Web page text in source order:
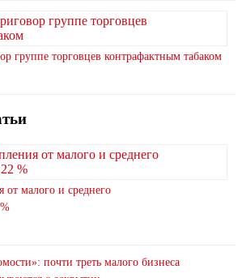
группе торговцев контрафактным табаком
от малого и среднего
почти треть малого бизнеса